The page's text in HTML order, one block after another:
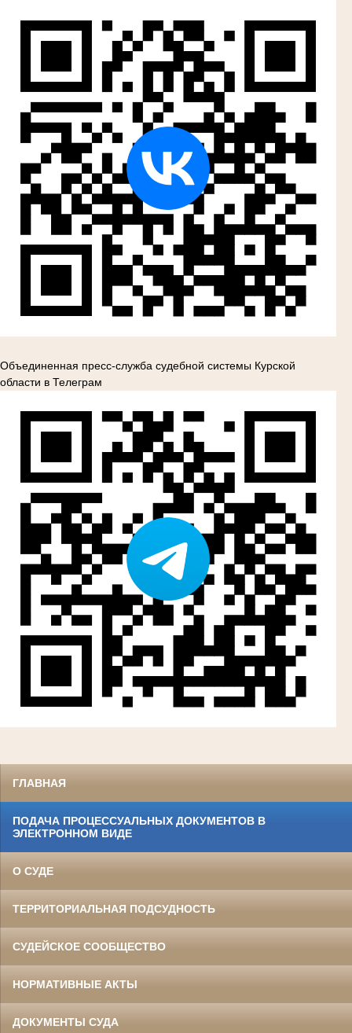
Объединенная пресс-служба судебной системы Курской
области в Телеграм
ГЛАВНАЯ
ПОДАЧА ПРОЦЕССУАЛЬНЫХ ДОКУМЕНТОВ В
ЭЛЕКТРОННОМ ВИДЕ
О СУДЕ
ТЕРРИТОРИАЛЬНАЯ ПОДСУДНОСТЬ
СУДЕЙСКОЕ СООБЩЕСТВО
НОРМАТИВНЫЕ АКТЫ
ДОКУМЕНТЫ СУДА